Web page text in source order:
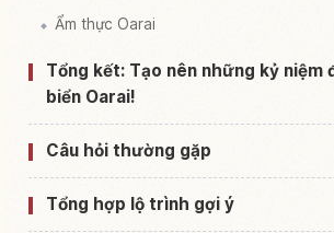
Ẩm thực Oarai
Tổng kết: Tạo nên những kỷ niệm
biển Oarai!
Câu hỏi thường gặp
Tổng hợp lộ trình gợi ý